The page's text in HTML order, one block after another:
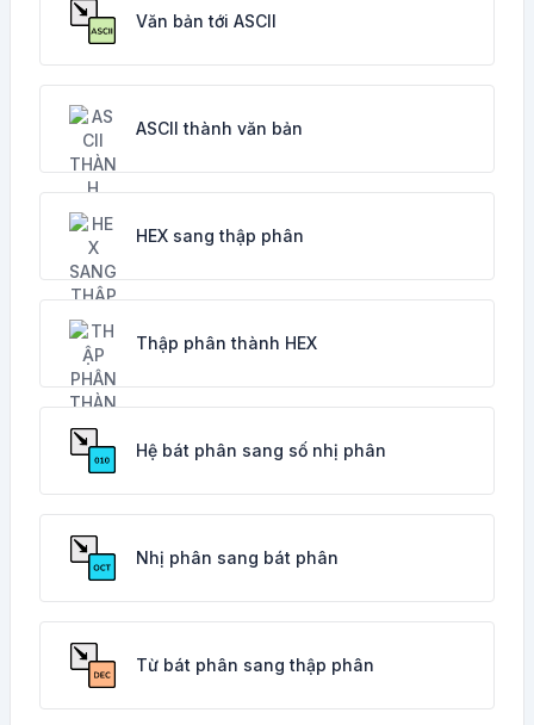
Văn bản tới ASCII
ASCII thành văn bản
HEX sang thập phân
Thập phân thành HEX
Hệ bát phân sang số nhị phân
Nhị phân sang bát phân
Từ bát phân sang thập phân